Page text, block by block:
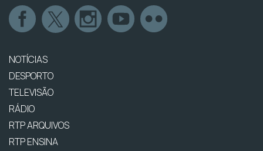
NOTÍCIAS
DESPORTO
TELEVISÃO
RÁDIO
RTP ARQUIVOS
RTP ENSINA